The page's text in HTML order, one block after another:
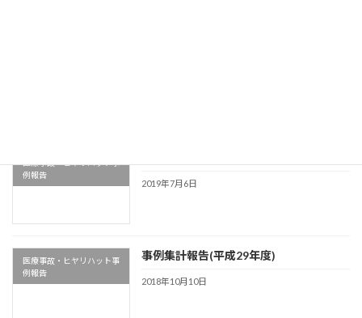
医療事故・ヒヤリハット事
例報告
2019年7月6日
医療事故・ヒヤリハット事
例報告
事例集計報告(平成29年度)
2018年10月10日